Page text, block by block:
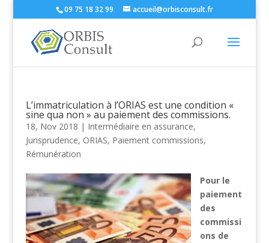
09 75 18 32 99 accueil@orbisconsult.fr
L’immatriculation à l’ORIAS est une condition «
sine qua non » au paiement des commissions.
18, Nov 2018 | Intermédiaire en assurance,
Jurisprudence, ORIAS, Paiement commissions,
Rémunération
Pour le
paiement
des
commissi
ons de